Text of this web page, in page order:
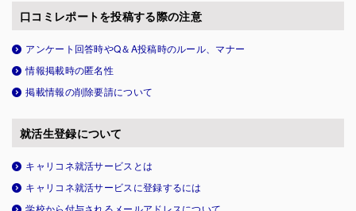
口コミレポートを投稿する際の注意
アンケート回答時やQ＆A投稿時のルール、マナー
情報掲載時の匿名性
掲載情報の削除要請について
就活生登録について
キャリコネ就活サービスとは
キャリコネ就活サービスに登録するには
学校から付与されるメールアドレスについて